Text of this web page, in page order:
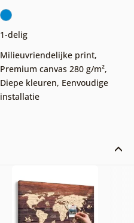
1-delig
Milieuvriendelijke print,
Premium canvas 280 g/m²,
Diepe kleuren, Eenvoudige
installatie